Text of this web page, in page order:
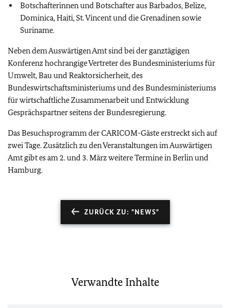
Botschafterinnen und Botschafter aus Barbados, Belize,
Dominica, Haiti, St. Vincent und die Grenadinen sowie
Suriname.
Neben dem Auswärtigen Amt sind bei der ganztägigen
Konferenz hochrangige Vertreter des Bundesministeriums für
Umwelt, Bau und Reaktorsicherheit, des
Bundeswirtschaftsministeriums und des Bundesministeriums
für wirtschaftliche Zusammenarbeit und Entwicklung
Gesprächspartner seitens der Bundesregierung.
Das Besuchsprogramm der CARICOM-Gäste erstreckt sich auf
zwei Tage. Zusätzlich zu den Veranstaltungen im Auswärtigen
Amt gibt es am 2. und 3. März weitere Termine in Berlin und
Hamburg.
ZURÜCK ZU: "NEWS"
Verwandte Inhalte